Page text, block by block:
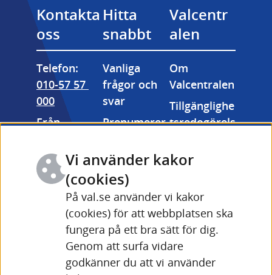
Kontakta
oss
Telefon:
010-57 57
000
Från
+46 (0) 10-57
57 000
kontaktuppg
ifter och
öppettider
Hitta
snabbt
Vanliga
frågor och
svar
Prenumerer
nyhetsbrev
Valmyndigh
etens
bildarkivLänk till annan
Driftinforma
tion Valid
(val.se)Länk till annan
Valcentr
alen
Om
Valcentralen
Tillgänglighe
tsredogörels
Kakor
Vi använder kakor
(cookies)
På val.se använder vi kakor
(cookies) för att webbplatsen ska
fungera på ett bra sätt för dig.
Genom att surfa vidare
godkänner du att vi använder